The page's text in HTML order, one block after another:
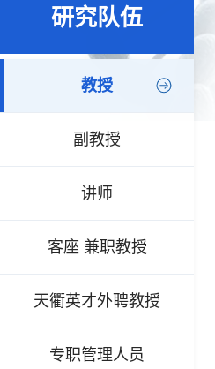
研究队伍
教授
副教授
讲师
客座 兼职教授
天衢英才外聘教授
专职管理人员